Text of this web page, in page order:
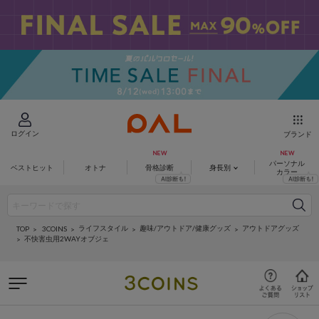
ログイン ブランド
ベストヒット オトナ 骨格診断 身長別
パーソナル
カラー
TOP 3COINS ライフスタイル 趣味/アウトドア/健康グッズ
アウトドアグッズ
不快害虫用2WAYオブジェ